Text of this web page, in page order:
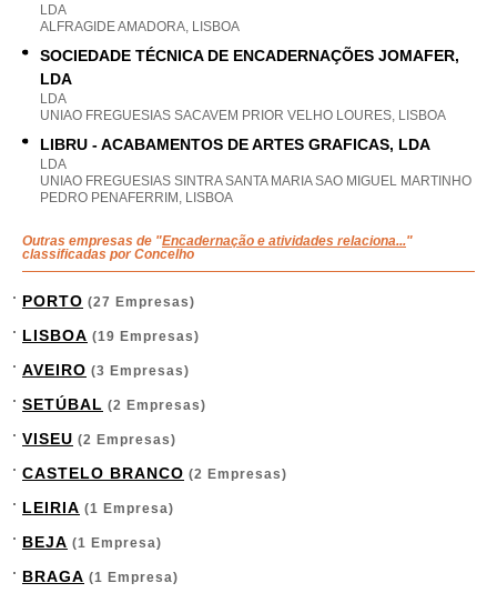
LDA
ALFRAGIDE AMADORA, LISBOA
SOCIEDADE TÉCNICA DE ENCADERNAÇÕES JOMAFER,
LDA
LDA
UNIAO FREGUESIAS SACAVEM PRIOR VELHO LOURES, LISBOA
LIBRU - ACABAMENTOS DE ARTES GRAFICAS, LDA
LDA
UNIAO FREGUESIAS SINTRA SANTA MARIA SAO MIGUEL MARTINHO
PEDRO PENAFERRIM, LISBOA
Outras empresas de "Encadernação e atividades relaciona..."
classificadas por Concelho
PORTO (27 Empresas)
LISBOA (19 Empresas)
AVEIRO (3 Empresas)
SETÚBAL (2 Empresas)
VISEU (2 Empresas)
CASTELO BRANCO (2 Empresas)
LEIRIA (1 Empresa)
BEJA (1 Empresa)
BRAGA (1 Empresa)